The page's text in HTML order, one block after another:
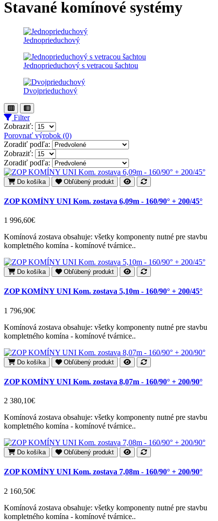
Stavané komínové systémy
Jednoprieduchový
Jednoprieduchový s vetracou šachtou
Dvojprieduchový
Filter
Zobraziť:
Porovnať výrobok (0)
Zoradiť podľa:
Zobraziť:
Zoradiť podľa:
Do košíka Obľúbený produkt
ZOP KOMÍNY UNI Kom. zostava 6,09m - 160/90° + 200/45°
1 996,60€
Komínová zostava obsahuje: všetky komponenty nutné pre stavbu
kompletného komína - komínové tvárnice..
Do košíka Obľúbený produkt
ZOP KOMÍNY UNI Kom. zostava 5,10m - 160/90° + 200/45°
1 796,90€
Komínová zostava obsahuje: všetky komponenty nutné pre stavbu
kompletného komína - komínové tvárnice..
Do košíka Obľúbený produkt
ZOP KOMÍNY UNI Kom. zostava 8,07m - 160/90° + 200/90°
2 380,10€
Komínová zostava obsahuje: všetky komponenty nutné pre stavbu
kompletného komína - komínové tvárnice..
Do košíka Obľúbený produkt
ZOP KOMÍNY UNI Kom. zostava 7,08m - 160/90° + 200/90°
2 160,50€
Komínová zostava obsahuje: všetky komponenty nutné pre stavbu
kompletného komína - komínové tvárnice..